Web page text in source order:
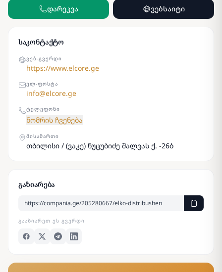
დარეკვა ვებსაიტი
საკონტაქტო
ᲕᲔᲑ-ᲒᲕᲔᲠᲓᲘ
https://www.elcore.ge
ᲔᲚ-ᲤᲝᲡᲢᲐ
info@elcore.ge
ᲢᲔᲚᲔᲤᲝᲜᲘ
ნომრის ჩვენება
ᲛᲘᲡᲐᲛᲐᲠᲗᲘ
თბილისი / (ვაკე) ნუცუბიძე შალვას ქ. -26ბ
გაზიარება
ᲒᲐᲐᲖᲘᲐᲠᲔᲗ ᲔᲡ ᲒᲕᲔᲠᲓᲘ